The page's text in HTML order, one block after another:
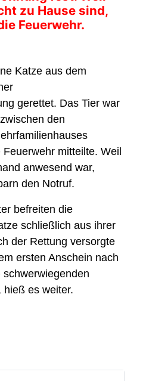
zu Hause sind,
Feuerwehr.
Katze aus dem
gerettet. Das Tier war
den
mitteilte. Weil
anwesend war,
den Notruf.
befreiten die
schließlich aus ihrer
der Rettung versorgte
ersten Anschein nach
hieß es weiter.